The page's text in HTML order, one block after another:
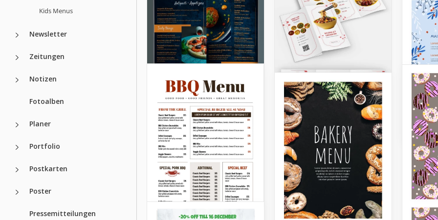
Kids Menus
Newsletter
Zeitungen
Notizen
Fotoalben
Planer
Portfolio
Postkarten
Poster
Pressemitteilungen
Google